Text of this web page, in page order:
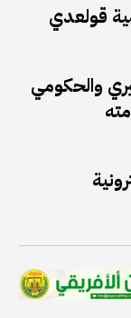
قولعدي
والحكومي